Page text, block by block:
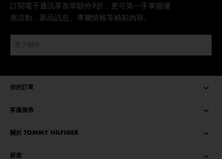
訂閱電子通訊享首單額外9折，更可第一手掌握優
惠活動、新品訊息、專屬情報等精彩內容。
你的訂單
客服服務
關於 TOMMY HILFIGER
探索